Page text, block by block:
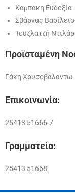
Καμπάκη Ευδοξία
Σβάρνας
Τουζλατζή
Προϊσταμένη
Γάκη Χρυσοβαλάντω
Επικοινωνία:
25413 51666-7
Γραμματεία:
25413 51668